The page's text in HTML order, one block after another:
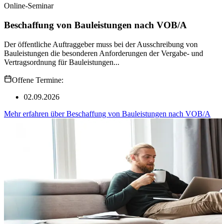
Online-Seminar
Beschaffung von Bauleistungen nach VOB/A
Der öffentliche Auftraggeber muss bei der Ausschreibung von
Bauleistungen die besonderen Anforderungen der Vergabe- und
Vertragsordnung für Bauleistungen...
Offene Termine:
02.09.2026
Mehr erfahren überBeschaffung von Bauleistungen nach VOB/A